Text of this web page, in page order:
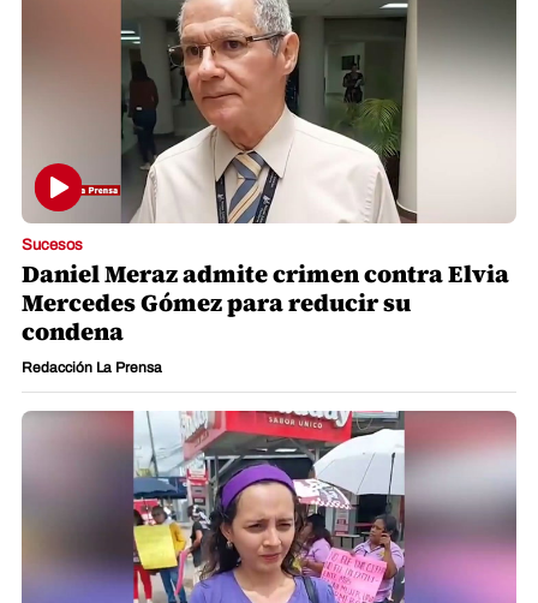
Sucesos
Daniel Meraz admite crimen contra Elvia
Mercedes Gómez para reducir su
condena
Redacción La Prensa